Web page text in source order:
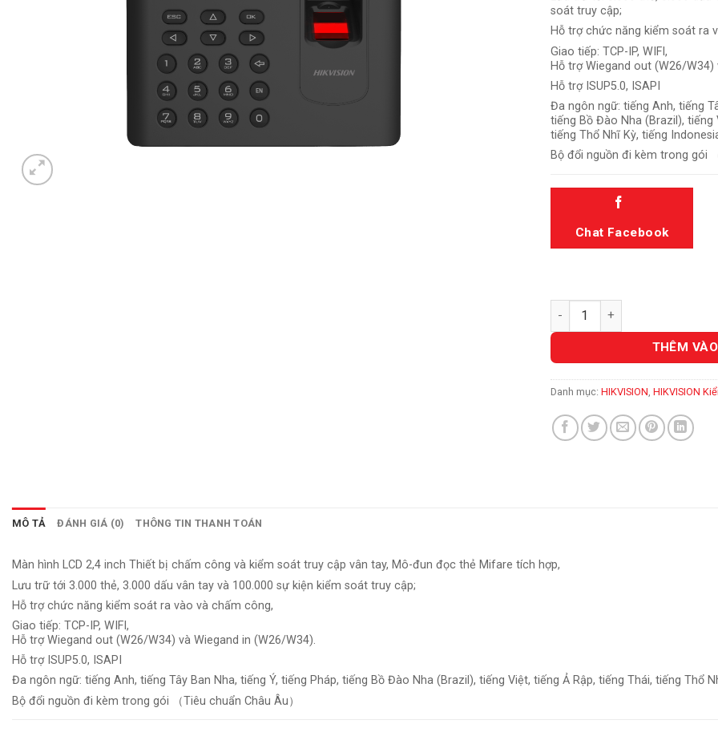
soát truy cập;
Hỗ trợ chức năng kiểm soát ra
Giao tiếp: TCP-IP, WIFI,
Hỗ trợ Wiegand out (W26/
Hỗ trợ ISUP5.0, ISAPI
Đa ngôn ngữ: tiếng Anh, tiếng
tiếng Bồ Đào Nha (Brazil), tiếng
tiếng Thổ Nhĩ Kỳ, tiếng
Bộ đổi nguồn đi kèm trong gói
Chat Facebook
DS-K1A802AMF số lượng
THÊM
Danh mục: HIKVISION, HIKVISION
MÔ TẢ ĐÁNH GIÁ (0) THÔNG TIN THANH TOÁN
Màn hình LCD 2,4 inch Thiết bị chấm công và kiểm soát truy cập vân tay, Mô-đun đọc thẻ Mifare tích hợp,
Lưu trữ tới 3.000 thẻ, 3.000 dấu vân tay và 100.000 sự kiện kiểm soát truy cập;
Hỗ trợ chức năng kiểm soát ra vào và chấm công,
Giao tiếp: TCP-IP, WIFI,
Hỗ trợ Wiegand out (W26/W34) và Wiegand in (W26/W34).
Hỗ trợ ISUP5.0, ISAPI
Đa ngôn ngữ: tiếng Anh, tiếng Tây Ban Nha, tiếng Ý, tiếng Pháp, tiếng Bồ Đào Nha (Brazil), tiếng Việt, tiếng Ả Rập, tiếng Thái, tiếng Thổ
Bộ đổi nguồn đi kèm trong gói （Tiêu chuẩn Châu Âu）